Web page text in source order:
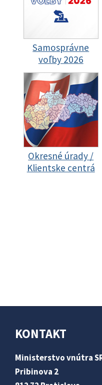
Samosprávne
voľby 2026
Okresné úrady /
Klientske centrá
KONTAKT
Ministerstvo vnútra
Pribinova 2